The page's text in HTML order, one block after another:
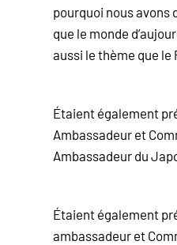
pourquoi nous avons
que le monde
aussi le thème que le
Étaient également
Ambassadeur et
Ambassadeur du
Étaient également
ambassadeur et